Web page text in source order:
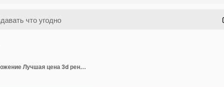
Продажа текста скидка баннер Горячее предложение Лучшая цена 3d рендеринг карты розовый фон неоновый свет Фиолетовые левитирующие сферы